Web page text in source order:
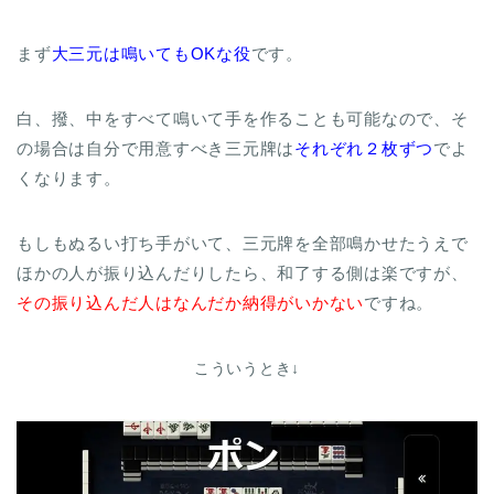
まず大三元は鳴いてもOKな役です。
白、撥、中をすべて鳴いて手を作ることも可能なので、そ
の場合は自分で用意すべき三元牌はそれぞれ２枚ずつでよ
くなります。
もしもぬるい打ち手がいて、三元牌を全部鳴かせたうえで
ほかの人が振り込んだりしたら、和了する側は楽ですが、
その振り込んだ人はなんだか納得がいかないですね。
こういうとき↓